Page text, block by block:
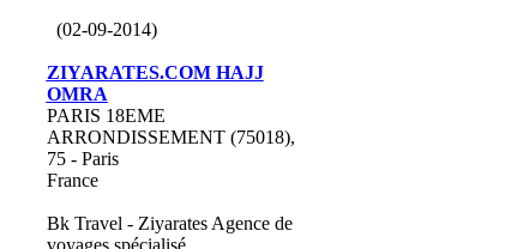
(02-09-2014)
ZIYARATES.COM HAJJ
OMRA
PARIS 18EME
ARRONDISSEMENT (75018),
75 - Paris
France
Bk Travel - Ziyarates Agence de
voyages spécialisé...